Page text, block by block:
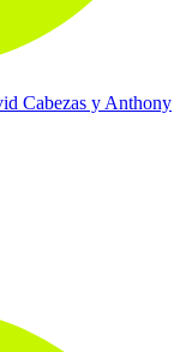
Cabezas y Anthony